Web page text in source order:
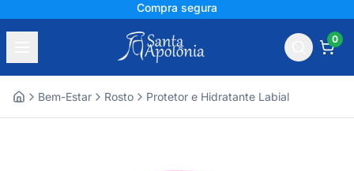
+150 mil avaliações
0
Bem-Estar Rosto Protetor e Hidratante Labial